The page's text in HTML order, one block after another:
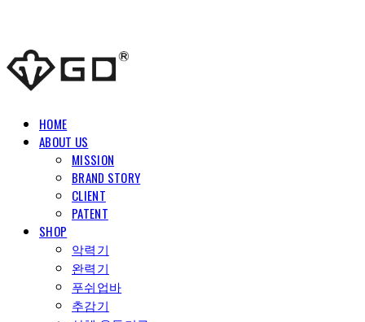
HOME
ABOUT US
MISSION
BRAND STORY
CLIENT
PATENT
SHOP
악력기
완력기
푸쉬업바
추감기